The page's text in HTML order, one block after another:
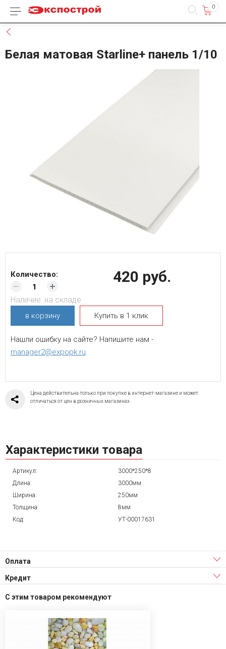
Каталог товаров 0
Белая матовая Starline+ панель 1/10
420 руб.
Количество:
Наличие: на складе
в корзину Купить в 1 клик
Нашли ошибку на сайте? Напишите нам -
manager2@expopk.ru
Цена действительна только при покупке в интернет-магазине и может
отличаться от цен в розничных магазинах
Характеристики товара
Артикул:
3000*250*8
Длина:
3000мм
Ширина:
250мм
Толщина:
8мм
Код:
УТ-00017631
Оплата
Кредит
С этим товаром рекомендуют